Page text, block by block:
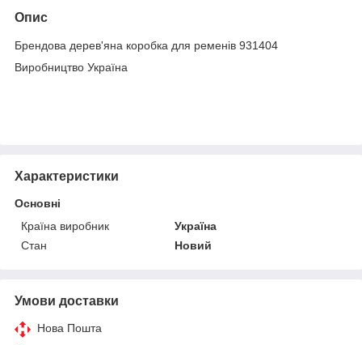
Опис
Брендова дерев'яна коробка для ременів 931404
Виробництво Україна
Характеристики
Основні
Країна виробник
Україна
Стан
Новий
Умови доставки
Нова Пошта